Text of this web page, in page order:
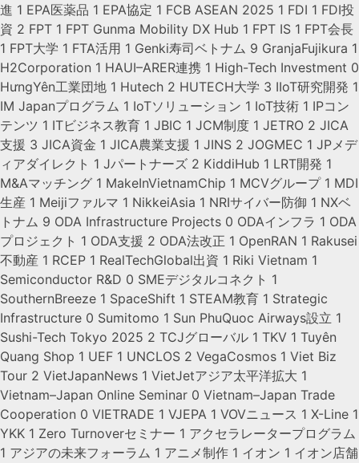
進 1 EPA医薬品 1 EPA協定 1 FCB ASEAN 2025 1 FDI 1 FDI投
資 2 FPT 1 FPT Gunma Mobility DX Hub 1 FPT IS 1 FPT会長
1 FPT大学 1 FTA活用 1 Genki寿司ベトナム 9 GranjaFujikura 1
H2Corporation 1 HAUI–ARER連携 1 High-Tech Investment 0
HưngYên工業団地 1 Hutech 2 HUTECH大学 3 IIoT研究開発 1
IM Japanプログラム 1 IoTソリューション 1 IoT技術 1 IPコン
テンツ 1 ITビジネス教育 1 JBIC 1 JCM制度 1 JETRO 2 JICA
支援 3 JICA資金 1 JICA農業支援 1 JINS 2 JOGMEC 1 JPメデ
ィアダイレクト 1 Jパートナーズ 2 KiddiHub 1 LRT開発 1
M&Aマッチング 1 MakeInVietnamChip 1 MCVグループ 1 MDI
生産 1 Meijiファルマ 1 NikkeiAsia 1 NRIサイバー防御 1 NXベ
トナム 9 ODA Infrastructure Projects 0 ODAインフラ 1 ODA
プロジェクト 1 ODA支援 2 ODA法改正 1 OpenRAN 1 Rakusei
不動産 1 RCEP 1 RealTechGlobal出資 1 Riki Vietnam 1
Semiconductor R&D 0 SMEデジタルコネクト 1
SouthernBreeze 1 SpaceShift 1 STEAM教育 1 Strategic
Infrastructure 0 Sumitomo 1 Sun PhuQuoc Airways設立 1
Sushi-Tech Tokyo 2025 2 TCJグローバル 1 TKV 1 Tuyên
Quang Shop 1 UEF 1 UNCLOS 2 VegaCosmos 1 Viet Biz
Tour 2 VietJapanNews 1 VietJetアジア太平洋拡大 1
Vietnam–Japan Online Seminar 0 Vietnam–Japan Trade
Cooperation 0 VIETRADE 1 VJEPA 1 VOVニュース 1 X-Line 1
YKK 1 Zero Turnoverセミナー 1 アクセラレータープログラム
1 アジアの未来フォーラム 1 アニメ制作 1 イオン 1 イオン店舗